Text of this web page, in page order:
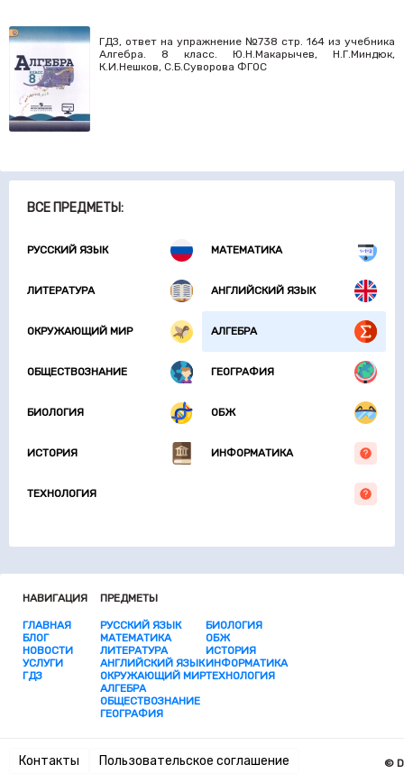
ВСЕ ПРЕДМЕТЫ:
РУССКИЙ ЯЗЫК МАТЕМАТИКА
ЛИТЕРАТУРА АНГЛИЙСКИЙ ЯЗЫК
ОКРУЖАЮЩИЙ МИР АЛГЕБРА
ОБЩЕСТВОЗНАНИЕ ГЕОГРАФИЯ
БИОЛОГИЯ ОБЖ
ИСТОРИЯ ИНФОРМАТИКА
ТЕХНОЛОГИЯ
ГДЗ, ответ на упражнение №738 стр. 164 из учебника
Алгебра. 8 класс. Ю.Н.Макарычев, Н.Г.Миндюк,
К.И.Нешков, С.Б.Суворова ФГОС
НАВИГАЦИЯ
ГЛАВНАЯ
БЛОГ
НОВОСТИ
УСЛУГИ
ГДЗ
ПРЕДМЕТЫ
РУССКИЙ ЯЗЫК
МАТЕМАТИКА
ЛИТЕРАТУРА
АНГЛИЙСКИЙ ЯЗЫК
ОКРУЖАЮЩИЙ МИР
АЛГЕБРА
ОБЩЕСТВОЗНАНИЕ
ГЕОГРАФИЯ
БИОЛОГИЯ
ОБЖ
ИСТОРИЯ
ИНФОРМАТИКА
ТЕХНОЛОГИЯ
Контакты Пользовательское соглашение ©